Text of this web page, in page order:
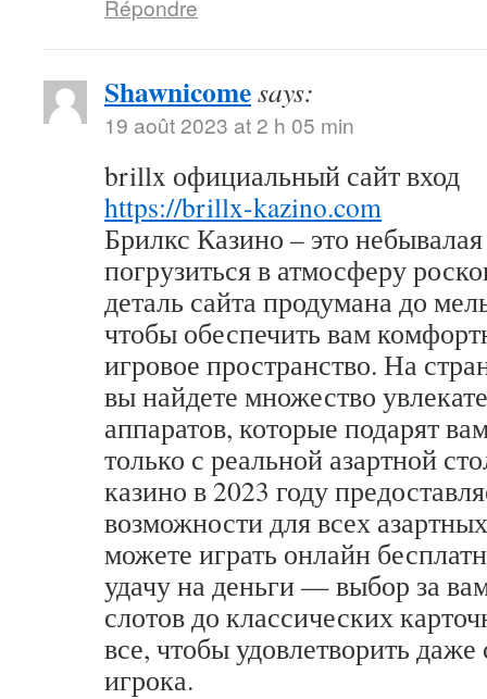
Répondre
Shawnicomesays:
19 août 2023 at 2 h 05 min
brillx официальный сайт вход
https://brillx-kazino.com
Брилкс Казино – это
погрузиться в атмосферу
деталь сайта продумана до
чтобы обеспечить вам
игровое пространство. На
вы найдете множество
аппаратов, которые подарят
только с реальной азартной
казино в 2023 году
возможности для всех
можете играть онлайн
удачу на деньги — выбор за
слотов до классических
все, чтобы удовлетворить
игрока.